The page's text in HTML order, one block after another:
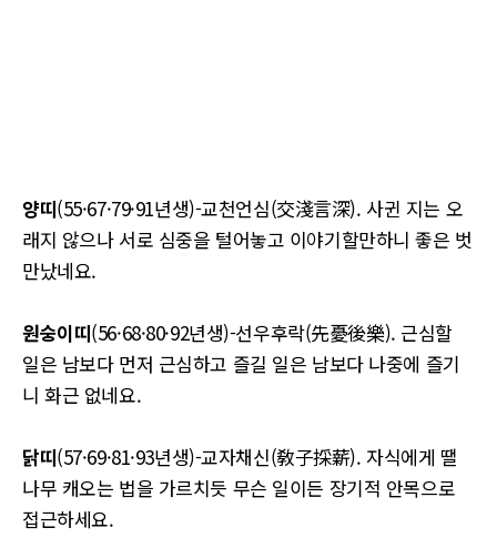
양띠(55·67·79·91년생)-교천언심(交淺言深). 사귄 지는 오
래지 않으나 서로 심중을 털어놓고 이야기할만하니 좋은 벗
만났네요.
원숭이띠(56·68·80·92년생)-선우후락(先憂後樂). 근심할
일은 남보다 먼저 근심하고 즐길 일은 남보다 나중에 즐기
니 화근 없네요.
닭띠(57·69·81·93년생)-교자채신(敎子採薪). 자식에게 땔
나무 캐오는 법을 가르치듯 무슨 일이든 장기적 안목으로
접근하세요.